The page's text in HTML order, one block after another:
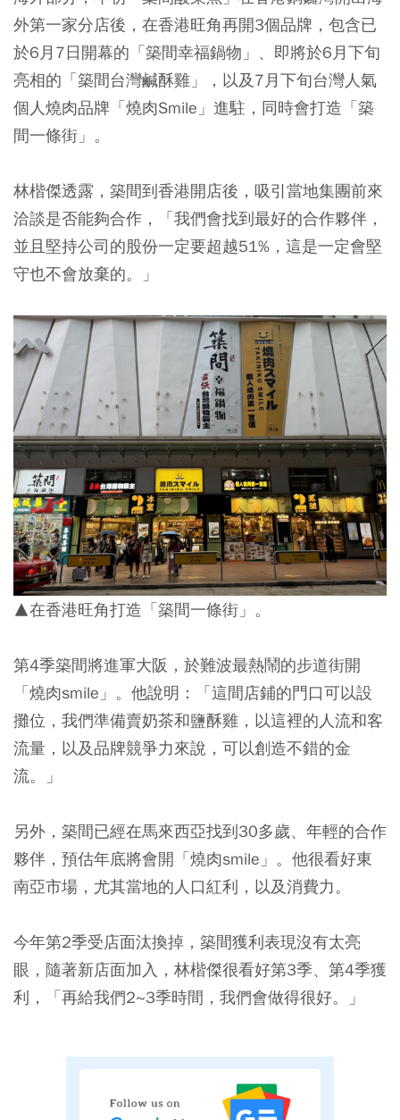
外第一家分店後，在香港旺角再開3個品牌，包含已
於6月7日開幕的「築間幸福鍋物」、即將於6月下旬
亮相的「築間台灣鹹酥雞」，以及7月下旬台灣人氣
個人燒肉品牌「燒肉Smile」進駐，同時會打造「築
間一條街」。
林楷傑透露，築間到香港開店後，吸引當地集團前來
洽談是否能夠合作，「我們會找到最好的合作夥伴，
並且堅持公司的股份一定要超越51%，這是一定會堅
守也不會放棄的。」
▲在香港旺角打造「築間一條街」。
第4季築間將進軍大阪，於難波最熱鬧的步道街開
「燒肉smile」。他說明：「這間店鋪的門口可以設
攤位，我們準備賣奶茶和鹽酥雞，以這裡的人流和客
流量，以及品牌競爭力來說，可以創造不錯的金
流。」
另外，築間已經在馬來西亞找到30多歲、年輕的合作
夥伴，預估年底將會開「燒肉smile」。他很看好東
南亞市場，尤其當地的人口紅利，以及消費力。
今年第2季受店面汰換掉，築間獲利表現沒有太亮
眼，隨著新店面加入，林楷傑很看好第3季、第4季獲
利，「再給我們2~3季時間，我們會做得很好。」